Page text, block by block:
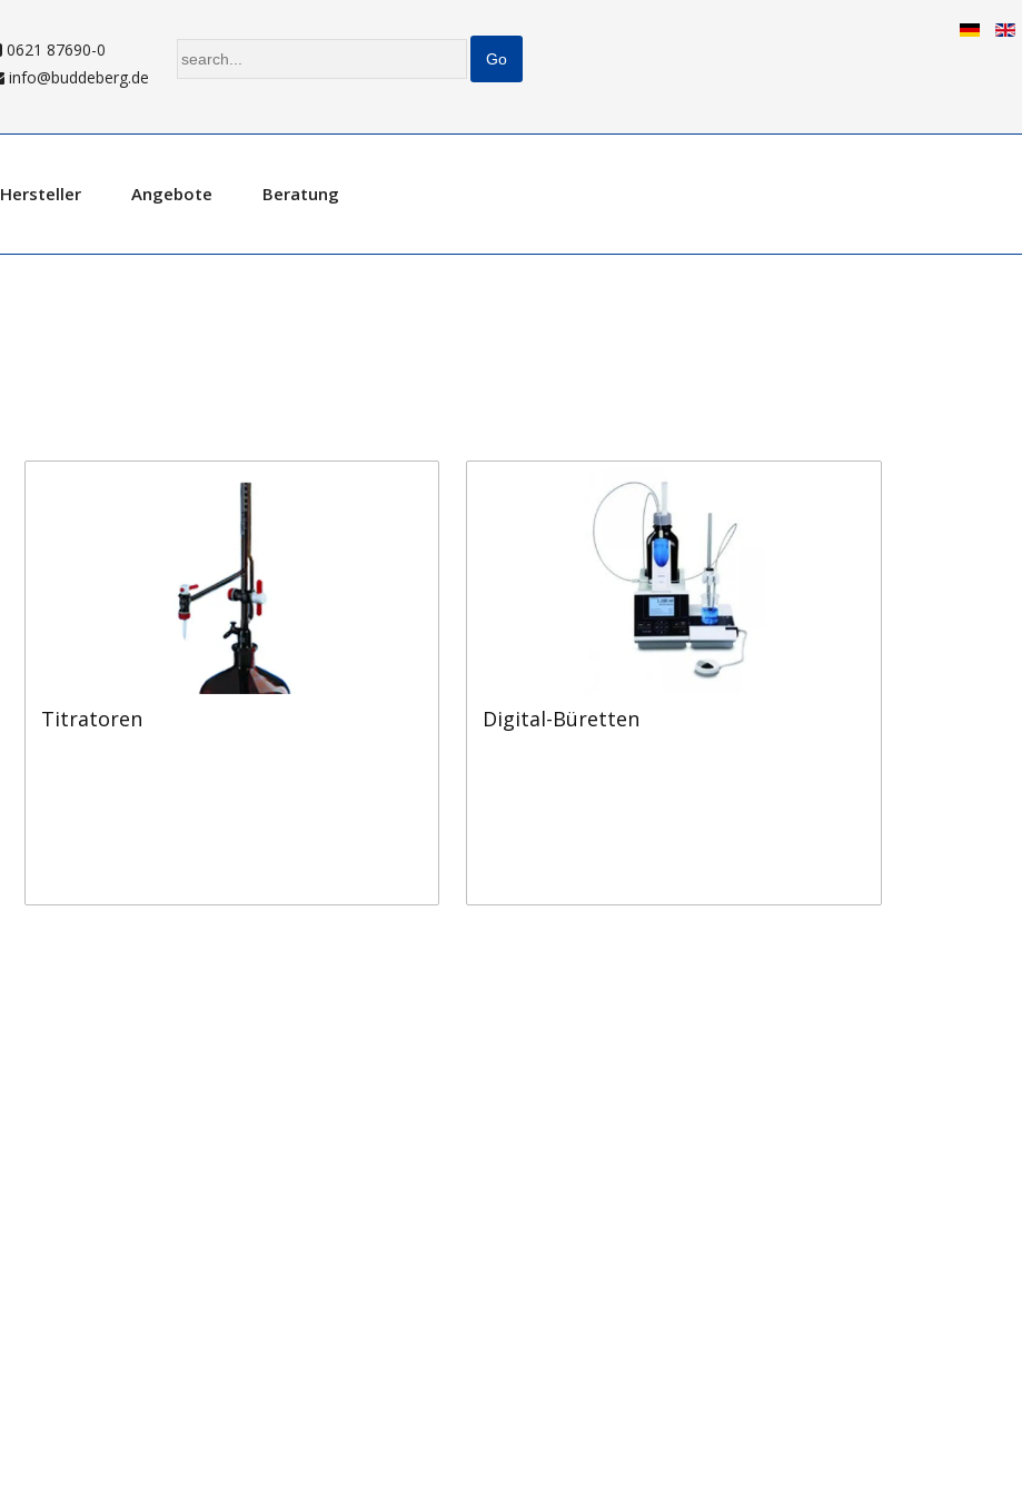
0621 87690-0
info@buddeberg.de
Hersteller Angebote Beratung
Titratoren Digital-Büretten